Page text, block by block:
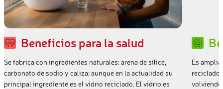
Beneficios para la salud
Se fabrica con ingredientes naturales: arena de sílice,
carbonato de sodio y caliza; aunque en la actualidad su
principal ingrediente es el vidrio reciclado. El vidrio es
Es
reciclado
volviendo